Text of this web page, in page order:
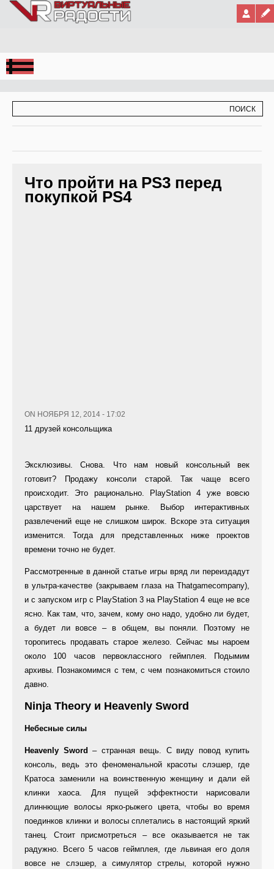
Jump to Navigation
Что пройти на PS3 перед
покупкой PS4
ON НОЯБРЯ 12, 2014 - 17:02
11 друзей консольщика
Эксклюзивы. Снова. Что нам новый консольный век
готовит? Продажу консоли старой. Так чаще всего
происходит. Это рационально. PlayStation 4 уже вовсю
царствует на нашем рынке. Выбор интерактивных
развлечений еще не слишком широк. Вскоре эта ситуация
изменится. Тогда для представленных ниже проектов
времени точно не будет.
Рассмотренные в данной статье игры вряд ли переиздадут
в ультра-качестве (закрываем глаза на Thatgamecompany),
и с запуском игр с PlayStation 3 на PlayStation 4 еще не все
ясно. Как там, что, зачем, кому оно надо, удобно ли будет,
а будет ли вовсе – в общем, вы поняли. Поэтому не
торопитесь продавать старое железо. Сейчас мы нароем
около 100 часов первоклассного геймплея. Подымим
архивы. Познакомимся с тем, с чем познакомиться стоило
давно.
Ninja Theory и Heavenly Sword
Небесные силы
Heavenly Sword – странная вещь. С виду повод купить
консоль, ведь это феноменальной красоты слэшер, где
Кратоса заменили на воинственную женщину и дали ей
клинки хаоса. Для пущей эффектности нарисовали
длиннющие волосы ярко-рыжего цвета, чтобы во время
поединков клинки и волосы сплетались в настоящий яркий
танец. Стоит присмотреться – все оказывается не так
радужно. Всего 5 часов геймплея, где львиная его доля
вовсе не слэшер, а симулятор стрелы, которой нужно